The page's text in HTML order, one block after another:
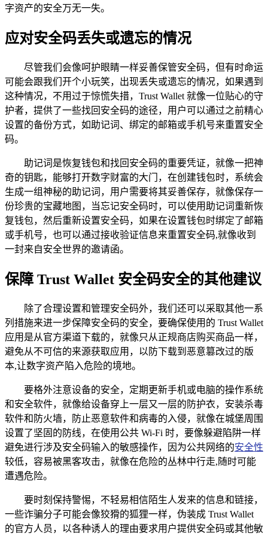
字资产的安全万无一失。
应对安全码丢失或遗忘的情况
尽管我们会像呵护眼睛一样妥善保管安全码，但有时命运
可能会跟我们开个小玩笑，出现丢失或遗忘的情况，如果遇到
这种情况，不用过于惊慌失措，Trust Wallet 就像一位贴心的守
护者，提供了一些找回安全码的途径，用户可以通过之前精心
设置的备份方式，如助记词、绑定的邮箱或手机号来重置安全
码。
助记词是恢复钱包和找回安全码的重要凭证，就像一把神
奇的钥匙，能够打开数字财富的大门，在创建钱包时，系统会
生成一组神秘的助记词，用户需要将其妥善保存，就像保存一
份珍贵的宝藏地图，当忘记安全码时，可以使用助记词重新恢
复钱包，然后重新设置安全码，如果在设置钱包时绑定了邮箱
或手机号，也可以通过接收验证信息来重置安全码,就像收到
一封来自安全世界的邀请函。
保障 Trust Wallet 安全码安全的其他建议
除了合理设置和管理安全码外，我们还可以采取其他一系
列措施来进一步保障安全码的安全，要确保使用的 Trust Wallet
应用是从官方渠道下载的，就像只从正规商店购买商品一样，
避免从不可信的来源获取应用，以防下载到恶意篡改过的版
本,让数字资产陷入危险的境地。
要格外注意设备的安全，定期更新手机或电脑的操作系统
和安全软件，就像给设备穿上一层又一层的防护衣，安装杀毒
软件和防火墙，防止恶意软件和病毒的入侵，就像在城堡周围
设置了坚固的防线，在使用公共 Wi-Fi 时，要像躲避陷阱一样
避免进行涉及安全码输入的敏感操作，因为公共网络的安全性
较低，容易被黑客攻击，就像在危险的丛林中行走,随时可能
遭遇危险。
要时刻保持警惕，不轻易相信陌生人发来的信息和链接，
一些诈骗分子可能会像狡猾的狐狸一样，伪装成 Trust Wallet
的官方人员，以各种诱人的理由要求用户提供安全码或其他敏